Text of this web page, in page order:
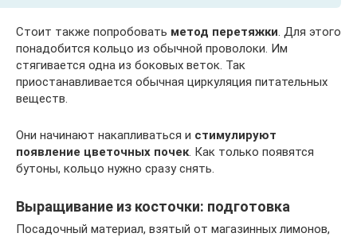
Стоит также попробовать метод перетяжки. Для этого
понадобится кольцо из обычной проволоки. Им
стягивается одна из боковых веток. Так
приостанавливается обычная циркуляция питательных
веществ.
Они начинают накапливаться и стимулируют
появление цветочных почек. Как только появятся
бутоны, кольцо нужно сразу снять.
Выращивание из косточки: подготовка
Посадочный материал, взятый от магазинных лимонов,